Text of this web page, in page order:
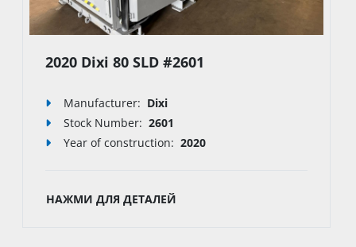
2020 Dixi 80 SLD #2601
Manufacturer: Dixi
Stock Number: 2601
Year of construction: 2020
НАЖМИ ДЛЯ ДЕТАЛЕЙ